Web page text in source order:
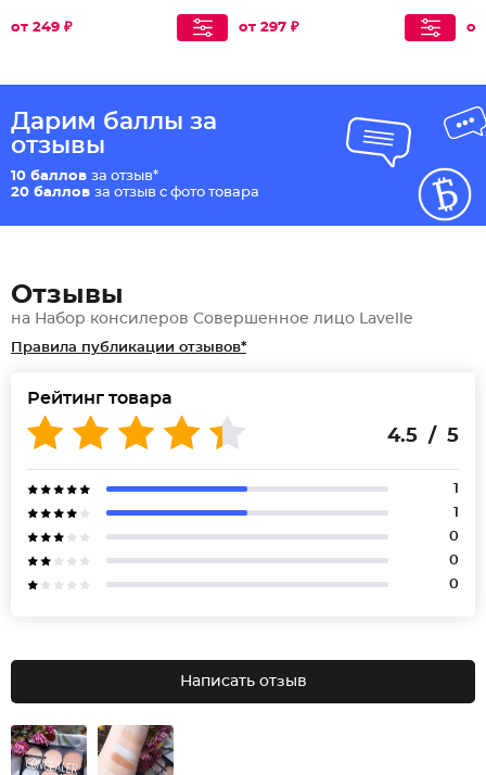
от 249 ₽ от 297 ₽
Дарим баллы за
отзывы
10 баллов за отзыв*
20 баллов за отзыв с фото товара
Отзывы
на Набор консилеров Совершенное лицо Lavelle
Правила публикации отзывов*
Рейтинг товара
4.5 / 5
1
1
0
0
0
Написать отзыв